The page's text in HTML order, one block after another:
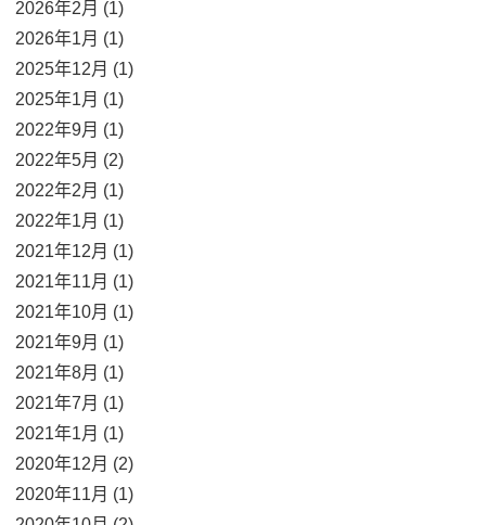
2026年2月 (1)
2026年1月 (1)
2025年12月 (1)
2025年1月 (1)
2022年9月 (1)
2022年5月 (2)
2022年2月 (1)
2022年1月 (1)
2021年12月 (1)
2021年11月 (1)
2021年10月 (1)
2021年9月 (1)
2021年8月 (1)
2021年7月 (1)
2021年1月 (1)
2020年12月 (2)
2020年11月 (1)